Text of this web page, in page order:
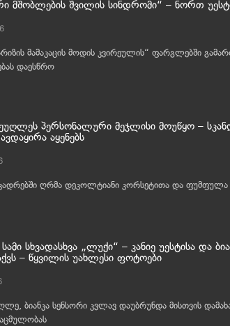
მშობლების შვილის სინდრომი“ – ნორთ
მამაკაცის მოდის კვირეულის“ ფარგლებში
დაესწრო
მეუღლეს პერსონალური მეჯლისი მოუწყო –
აყენებს
კადრებში ღრმა დეკოლტიანი კორსეტითა და
სხვადასხვა „ლუქი“ – კანიე უესტისა და
– წყვილის უახლესი ფოტოები
ბიანკა სენსორი კვლავ დაუბრუნდა მისთვის